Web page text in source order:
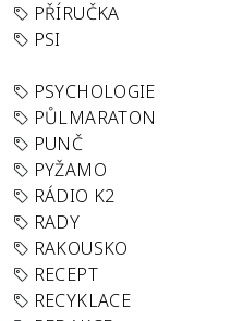
PŘÍRUČKA
PSI
PSYCHOLOGIE
PŮLMARATON
PUNČ
PYŽAMO
RÁDIO K2
RADY
RAKOUSKO
RECEPT
RECYKLACE